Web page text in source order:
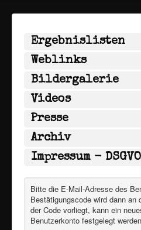
Ergebnislisten
Weblinks
Bildergalerie
Videos
Presse
Archiv
Impressum - DSGVO
Bitte die E-Mail-Adresse des
Bestätigungscode wird dann
der Code vorliegt, kann ein
Benutzerkonto festgelegt